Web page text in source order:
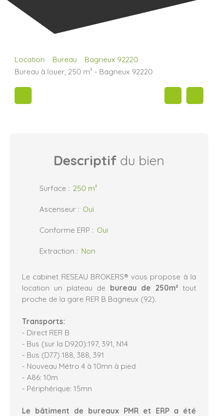
Location Bureau
Bagneux 92220
Bureau à louer, 250 m² - Bagneux 92220
Descriptif du bien
Surface : 250 m²
Ascenseur : Oui
Conforme ERP : Oui
Extraction : Non
Le cabinet RESEAU BROKERS® vous propose à la
location un plateau de bureau de 250m² tout
proche de la gare RER B Bagneux (92).
Transports:
- Direct RER B
- Bus (sur la D920):197, 391, N14
- Bus (D77) 188, 388, 391
- Nouveau Métro 4 à 10mn à pied
- A86: 10m
- Périphérique: 15mn
Le bâtiment de bureaux PMR et ERP a été